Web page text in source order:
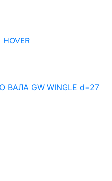
GW WINGLE d=27